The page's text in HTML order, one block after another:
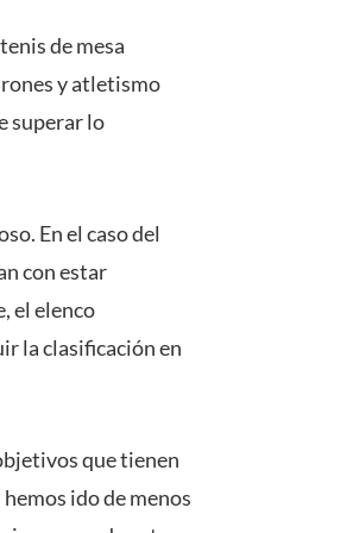
de mesa
y atletismo
superar lo
En el caso del
con estar
el elenco
la clasificación en
que tienen
ido de menos